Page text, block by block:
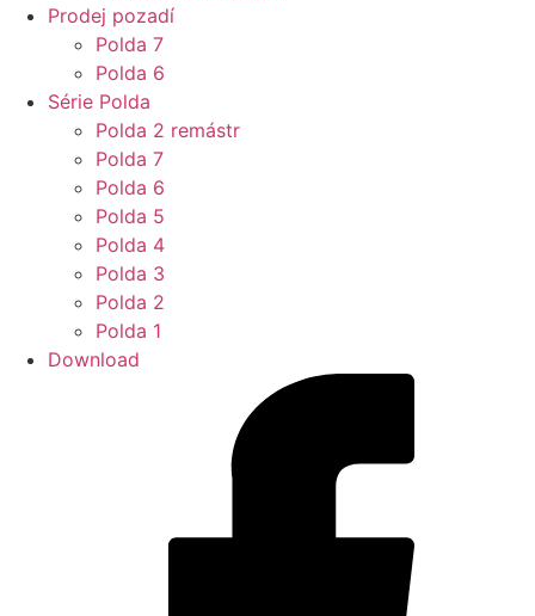
Prodej pozadí
Polda 7
Polda 6
Série Polda
Polda 2 remástr
Polda 7
Polda 6
Polda 5
Polda 4
Polda 3
Polda 2
Polda 1
Download